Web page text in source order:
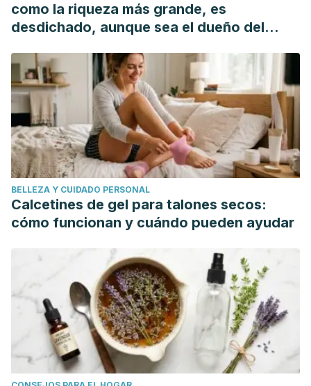
como la riqueza más grande, es
desdichado, aunque sea el dueño del
BELLEZA Y CUIDADO PERSONAL
Calcetines de gel para talones secos:
cómo funcionan y cuándo pueden ayudar